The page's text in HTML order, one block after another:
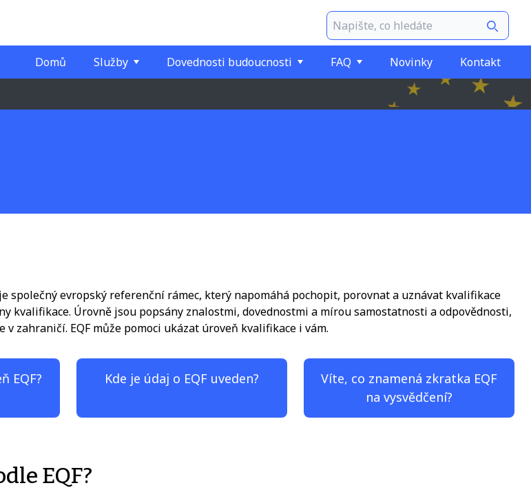
Domů Služby Dovednosti budoucnosti FAQ Novinky Kontakt
společný evropský referenční rámec, který napomáhá pochopit, porovnat a uznávat kvalifikace
kvalifikace. Úrovně jsou popsány znalostmi, dovednostmi a mírou samostatnosti a odpovědnosti,
zahraničí. EQF může pomoci ukázat úroveň kvalifikace i vám.
EQF? Kde je údaj o EQF uveden?
Víte, co znamená zkratka EQF
na vysvědčení?
EQF?